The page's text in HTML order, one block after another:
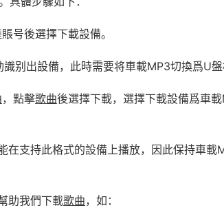
号後選擇下載設備。
别出設備，此時需要将車載MP3切換爲U盤
，點擊歌曲後選擇下載，選擇下載設備爲車
在支持此格式的設備上播放，因此保持車載
助我們下載歌曲，如：